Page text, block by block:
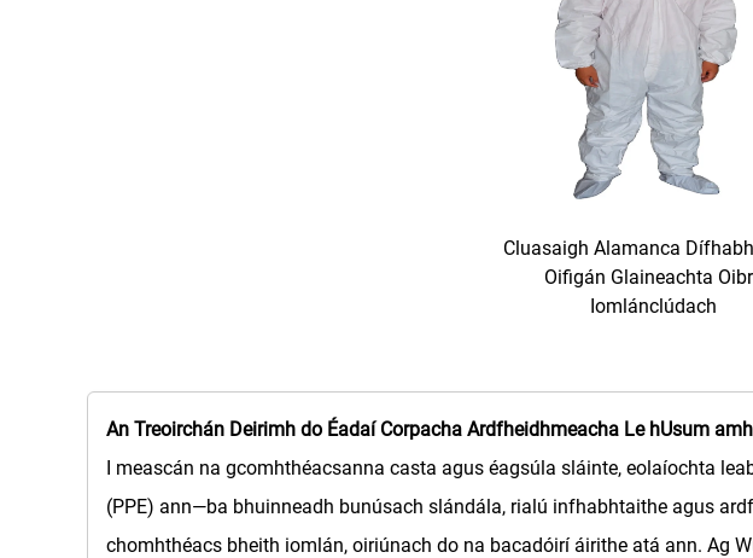
Cluasaigh Alamanca
Oifigán Glaineachta
Iomlánclúdach
An Treoirchán Deirimh do Éadaí Corpacha Ardfheidhmeacha Le hUsum
I meascán na gcomhthéacsanna casta agus éagsúla sláinte, eolaíochta
(PPE) ann—ba bhuinneadh bunúsach slándála, rialú infhabhtaithe agus
chomhthéacs bheith iomlán, oiriúnach do na bacadóirí áirithe atá ann. Ag